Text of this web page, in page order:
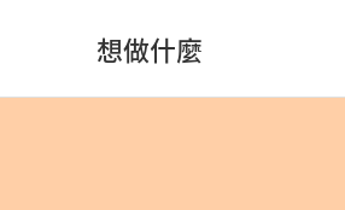
想做什麼